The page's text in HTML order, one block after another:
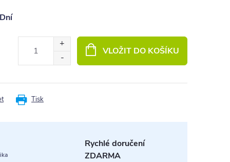
VLOŽIT DO KOŠÍKU
Tisk
Rychlé doručení
ZDARMA